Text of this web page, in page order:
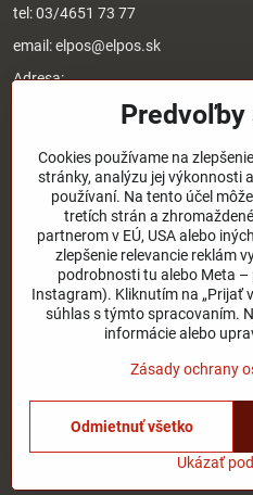
tel:03/4651 73 77
email:elpos@elpos.sk
Adresa:
Štefánikova 1470/50c
Otváracie hodiny:
8:00 - 17:00 pondelok - piatok
8:00 - 12:00 sobota
Nedeľa - zatvorené
O nás
Užitočné odkazy
©2026
Predvoľby súkromia
Stav
Vytvorené
Cookies používame na
stránky, analýzu jej výkonnosti
používaní. Na tento účel
tretích strán a
partnerom v EÚ, USA alebo
zlepšenie relevancie reklám
podrobnosti tu alebo Meta
Instagram). Kliknutím na „Prijať
súhlas s týmto spracovaním.
informácie alebo
Zásady ochrany
Ukázať
Odmietnuť všetko